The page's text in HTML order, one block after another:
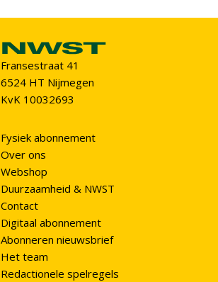
Fransestraat 41
6524 HT Nijmegen
KvK 10032693
Fysiek abonnement
Over ons
Webshop
Duurzaamheid & NWST
Contact
Digitaal abonnement
Abonneren nieuwsbrief
Het team
Redactionele spelregels